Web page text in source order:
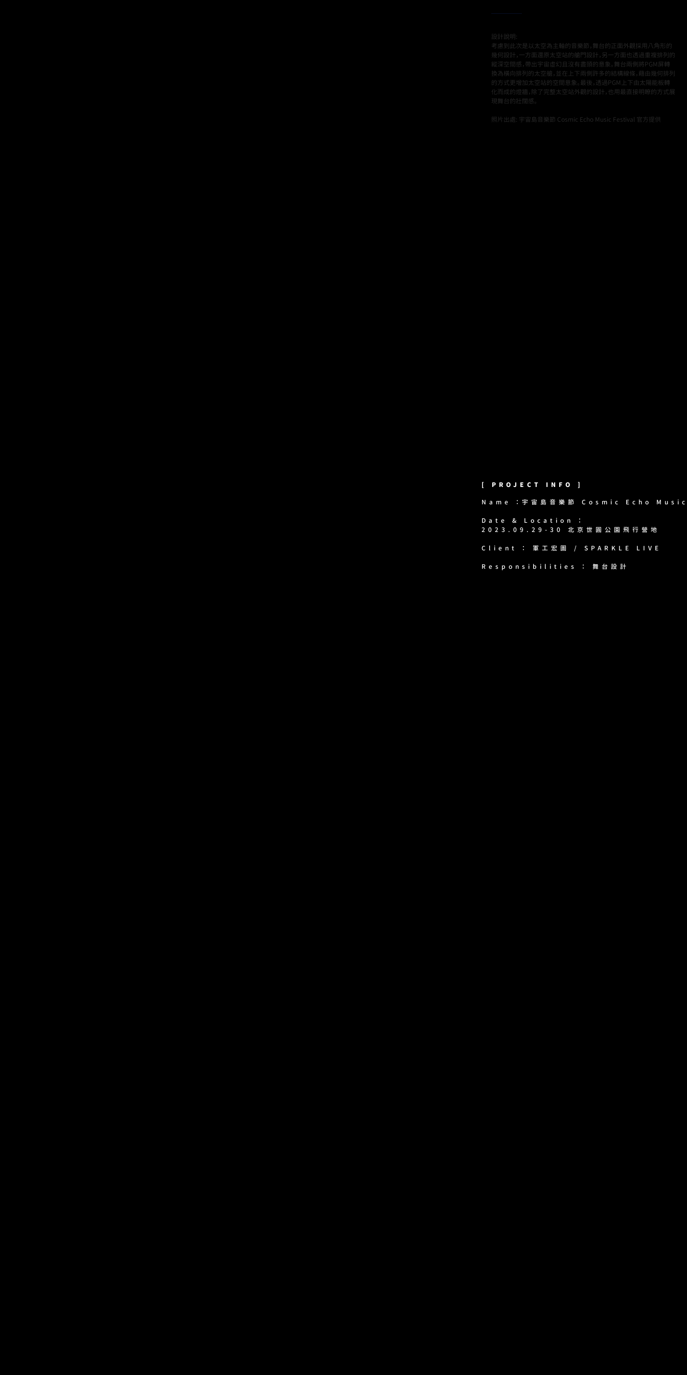
設計說明:
考慮到此次是以太空為主軸的音樂節，舞台的正面外觀採用八角形的
幾何設計，一方面還原太空站的艙門設計，另一方面也透過重複排列的
縱深空間感，帶出宇宙虛幻且沒有盡頭的意象。舞台兩側將PGM屏轉
換為橫向排列的太空艙，並在上下兩側許多的結構線條，藉由幾何排列
的方式更增加太空站的空間意象。最後，透過PGM上下由太陽能板轉
化而成的燈牆，除了完整太空站外觀的設計，也用最直接明瞭的方式展
現舞台的壯闊感。
照片出處: 宇宙島音樂節 Cosmic Echo Music Festival 官方提供
[ PROJECT INFO ]
Name ：宇宙島音樂節 Cosmic Echo
Date & Location ：
2023.09.29-30 北京世圓公園飛行營地
Client ： 軍工宏圖 / SPARKLE LIVE
​Responsibilities ： 舞台設計